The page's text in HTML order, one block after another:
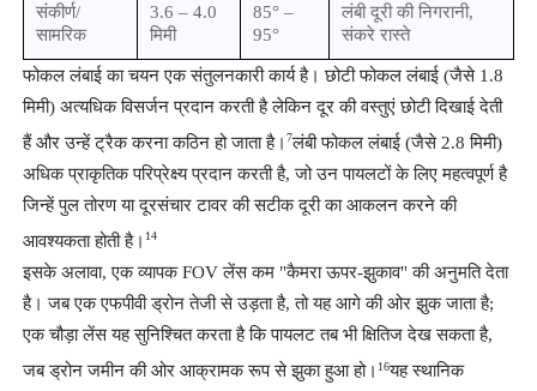
संकीर्ण/
सामरिक
3.6 – 4.0
मिमी
85° –
95°
लंबी दूरी की निगरानी, ​​
संकरे रास्ते
फोकल लंबाई का चयन एक संतुलनकारी कार्य है। छोटी फोकल लंबाई (जैसे 1.8
मिमी) अत्यधिक विसर्जन प्रदान करती है लेकिन दूर की वस्तुएं छोटी दिखाई देती
हैं और उन्हें ट्रैक करना कठिन हो जाता है। 7लंबी फोकल लंबाई (जैसे 2.8 मिमी)
अधिक प्राकृतिक परिप्रेक्ष्य प्रदान करती है, जो उन पायलटों के लिए महत्वपूर्ण है
जिन्हें पुल तोरण या दूरसंचार टावर की सटीक दूरी का आकलन करने की
आवश्यकता होती है। 14
इसके अलावा, एक व्यापक FOV लेंस कम "कैमरा ऊपर-झुकाव" की अनुमति देता
है। जब एक एफपीवी ड्रोन तेजी से उड़ता है, तो यह आगे की ओर झुक जाता है;
एक चौड़ा लेंस यह सुनिश्चित करता है कि पायलट तब भी क्षितिज देख सकता है,
जब ड्रोन जमीन की ओर आक्रामक रूप से झुका हुआ हो। 16यह स्थानिक